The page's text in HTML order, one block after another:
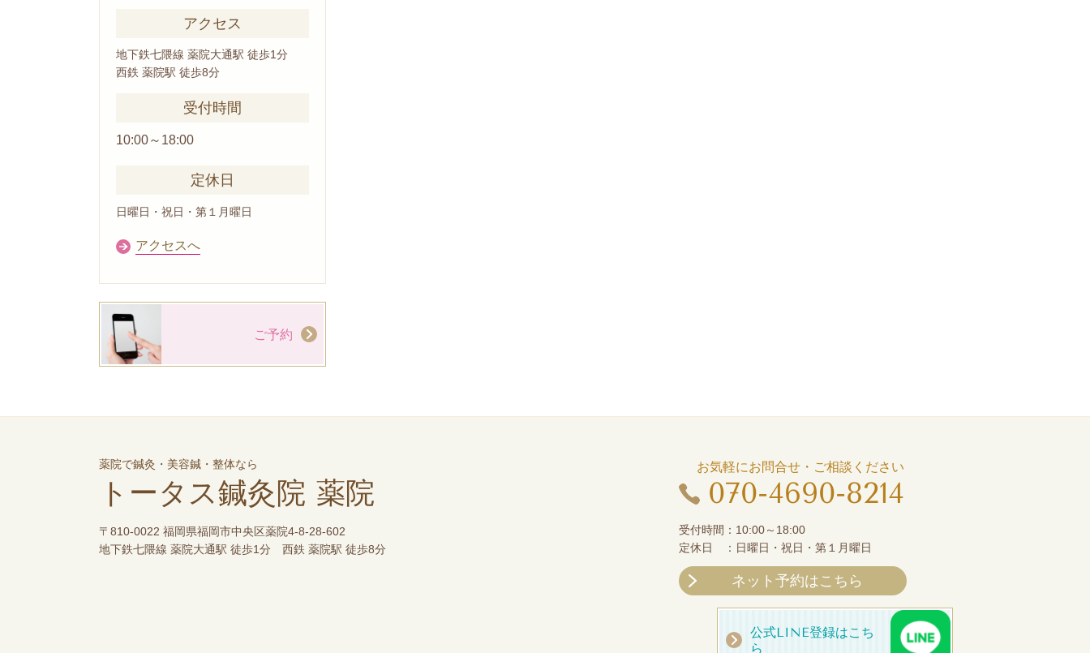
アクセス
地下鉄七隈線 薬院大通駅 徒歩1分
西鉄 薬院駅 徒歩8分
受付時間
10:00～18:00
定休日
日曜日・祝日・第１月曜日
アクセスへ
ご予約
薬院で鍼灸・美容鍼・整体なら
トータス鍼灸院 薬院
〒810-0022 福岡県福岡市中央区薬院4-8-28-602
地下鉄七隈線 薬院大通駅 徒歩1分 西鉄 薬院駅 徒歩8分
お気軽にお問合せ・ご相談ください
070-4690-8214
受付時間：10:00～18:00
定休日 ：日曜日・祝日・第１月曜日
ネット予約はこちら
公式LINE登録はこち
ら